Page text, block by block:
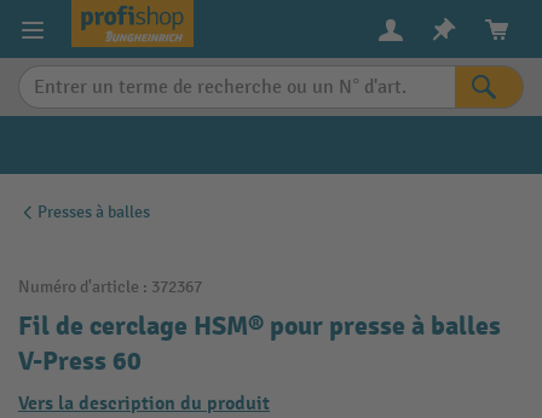
content
Presses à balles
Numéro d'article : 372367
Fil de cerclage HSM® pour presse à balles
V-Press 60
Vers la description du produit